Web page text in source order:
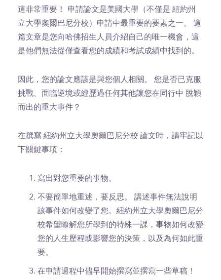
這非常重要！
申請論文是美國大學（不僅是 紐約州
立大學奧爾巴尼分校）申請中最重要的要素之一。 這
篇文章是您向哈佛招生人員介紹自己的唯一機會，這
是他們無法從僅查看您的成績和考試成績中找到的。
因此，您的論文應該是與您個人相關。 您是否已克服
挑戰、面臨逆境或經歷過任何其他讓您在同行中 脫穎
而出的重大事件？
在撰寫 紐約州立大學奧爾巴尼分校 論文時，請牢記以
下關鍵事項：
寫出對您重要的事物。
不要簡單地重述，要反思。 講述事件無法說明
該事件如何改變了您。紐約州立大學奧爾巴尼分
校希望瞭解您所學到的特殊一課，事物如何改變
您的人生歷程或影響您的決策，以及為何如此重
要。
在申請過程中儘早開始撰寫並撰寫一些草稿！